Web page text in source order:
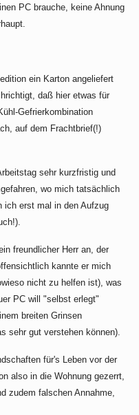
PC brauche, keine Ahnung
ein Karton angeliefert
daß hier etwas für
Gefrierkombination
auf dem Frachtbrief(!)
sehr kurzfristig und
wo mich tatsächlich
ich erst mal in den Aufzug
freundlicher Herr an, der
kannte er mich
nicht zu helfen ist), was
PC will "selbst erlegt"
breiten Grinsen
sehr gut verstehen können).
für's Leben vor der
also in die Wohnung gezerrt,
zudem falschen Annahme,